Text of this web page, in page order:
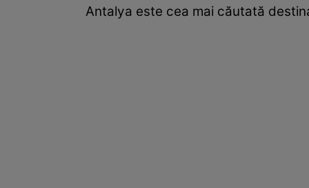
Antalya este cea mai căutată